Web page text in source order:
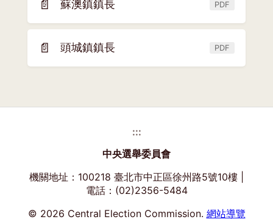
視
窗)
📄 蘇澳鎮鎮長 PDF
(另
開
新
視
窗)
📄 頭城鎮鎮長 PDF
(另
開
:::
中央選舉委員會
機關地址：100218 臺北市中正區徐州路5號10樓 |
電話：(02)2356-5484
© 2026 Central Election Commission. 網站導覽